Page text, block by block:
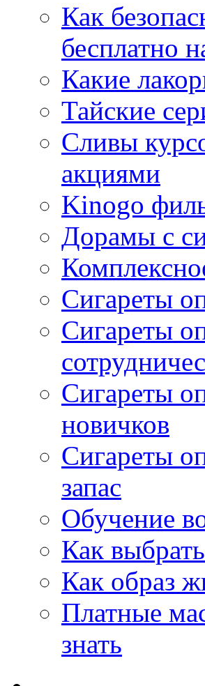
Как
бесплатно
Какие
Тайские
Сливы
акциями
Kinogo
Дорамы с
Сигареты
Сигареты
Сигареты
новичков
Сигареты
запас
Обучение
Как
Как образ
Платные
знать